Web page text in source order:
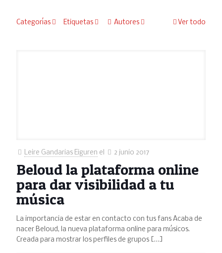
Categorías Etiquetas Autores Ver todo
Leire Gandarias Eiguren el 2 junio 2017
Beloud la plataforma online
para dar visibilidad a tu
música
La importancia de estar en contacto con tus fans Acaba de
nacer Beloud, la nueva plataforma online para músicos.
Creada para mostrar los perfiles de grupos […]